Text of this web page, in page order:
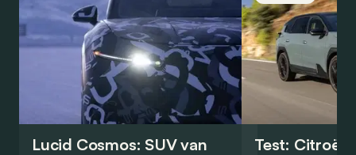
Lucid Cosmos: SUV van
Test: Citroën